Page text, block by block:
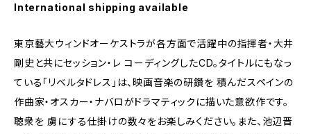
International shipping available
東京藝大ウィンドオーケストラが各方面で活躍中の指揮者・大井
剛史と共にセッション・レ コーディングしたCD。タイトルにもなっ
ている「リベルタドレス」は、映画音楽の研鑽を 積んだスペインの
作曲家・オスカー・ナバロがドラマティックに描いた意欲作です。
聴衆を 虜にする仕掛けの数々をお楽しみください。また、池辺晋